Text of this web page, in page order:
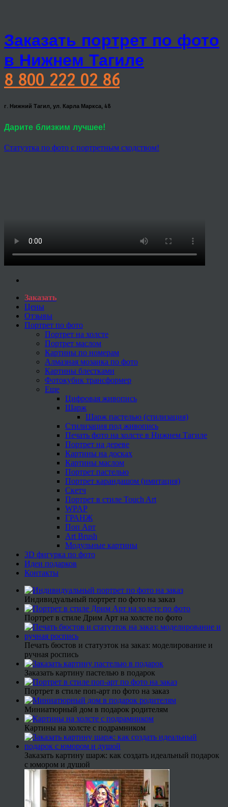
Заказать портрет по фото
в Нижнем Тагиле
8 800 222 02 86
г. Нижний Тагил, ул. Карла Маркса, 48
Дарите близким лучшее!
Статуэтка по фото с портретным сходством!
Заказать
Цены
Отзывы
Портрет по фото
Портрет на холсте
Портрет маслом
Картины по номерам
Алмазная мозаика по фото
Картины блестками
Фотокубик трансформер
Еще
Цифровая живопись
Шарж
Шарж пастелью (стилизация)
Стилизация под живопись
Печать фото на холсте в Нижнем Тагиле
Портрет на дереве
Картины на досках
Картины маслом
Портрет пастелью
Портрет карандашом (имитация)
Скетч
Портрет в стиле Touch Art
WPAP
ГРАНЖ
Поп Арт
Art Brush
Модульные картины
3D фигурка по фото
Идеи подарков
Контакты
Индивидуальный портрет по фото на заказ
Портрет в стиле Дрим Арт на холсте по фото
Печать бюстов и статуэток на заказ: моделирование и
ручная роспись
Заказать картину пастелью в подарок
Портрет в стиле поп-арт по фото на заказ
Миниатюрный дом в подарок родителям
Картины на холсте с подрамником
Заказать картину шарж: как создать идеальный подарок
с юмором и душой